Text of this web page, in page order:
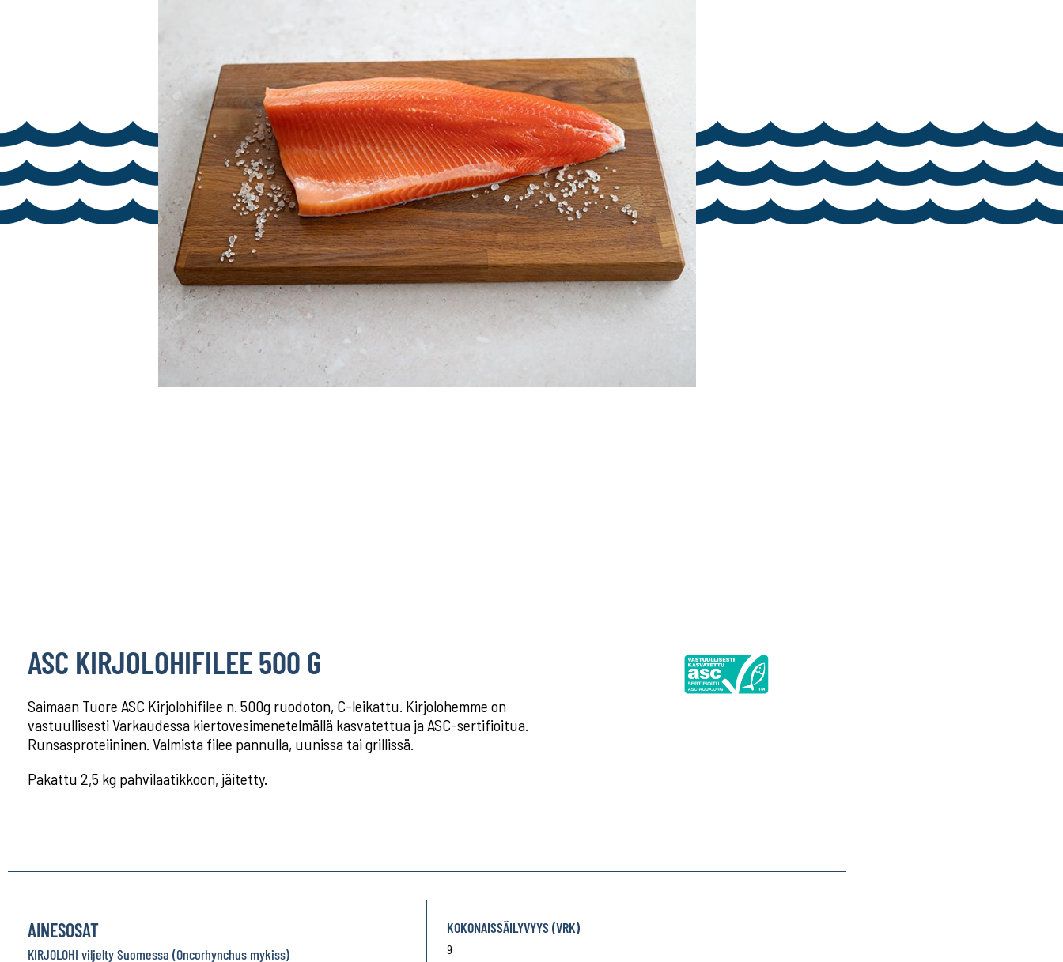
ASC KIRJOLOHIFILEE 500 G
Saimaan Tuore ASC Kirjolohifilee n. 500g ruodoton, C-leikattu. Kirjolohemme on
vastuullisesti Varkaudessa kiertovesimenetelmällä kasvatettua ja ASC-sertifioitua.
Runsasproteiininen. Valmista filee pannulla, uunissa tai grillissä.
Pakattu 2,5 kg pahvilaatikkoon, jäitetty.
AINESOSAT
KIRJOLOHI viljelty Suomessa (Oncorhynchus mykiss)
KOKONAISSÄILYVYYS (VRK)
9